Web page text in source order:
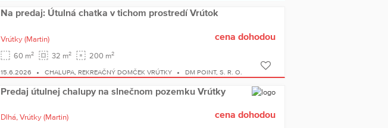
Na predaj: Útulná chatka v tichom prostredí Vrútok
Vrútky (Martin)
60 m2 32 m2 200 m2
cena dohodou
15.6.2026 CHALUPA, REKREAČNÝ DOMČEK VRÚTKY DM POINT, S. R. O.
Predaj útulnej chalupy na slnečnom pozemku Vrútky
Dlhá, Vrútky (Martin)
cena dohodou